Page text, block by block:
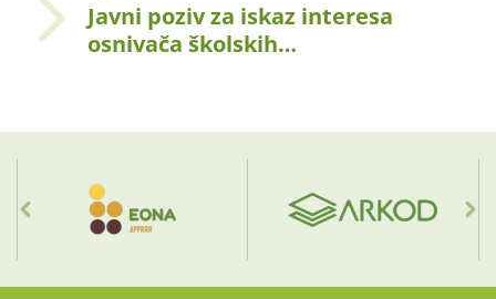
Javni poziv za iskaz interesa
osnivača školskih…